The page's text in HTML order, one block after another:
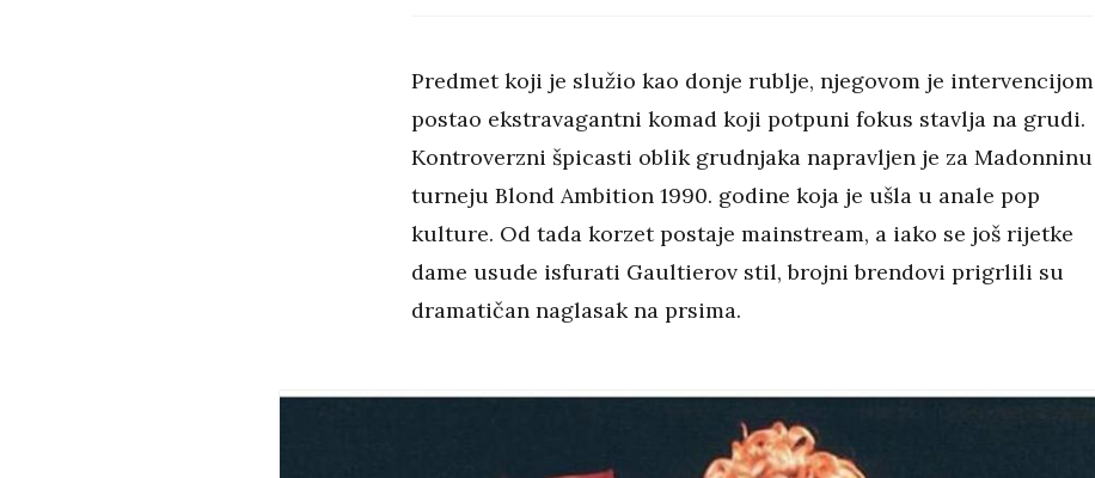
Predmet koji je služio kao donje rublje, njegovom je intervencijom
postao ekstravagantni komad koji potpuni fokus stavlja na grudi.
Kontroverzni špicasti oblik grudnjaka napravljen je za Madonninu
turneju Blond Ambition 1990. godine koja je ušla u anale pop
kulture. Od tada korzet postaje mainstream, a iako se još rijetke
dame usude isfurati Gaultierov stil, brojni brendovi prigrlili su
dramatičan naglasak na prsima.